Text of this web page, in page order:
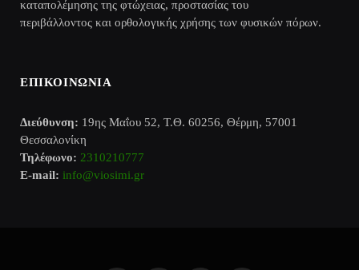
καταπολέμησης της φτώχειας, προστασίας του
περιβάλλοντος και ορθολογικής χρήσης των φυσικών πόρων.
ΕΠΙΚΟΙΝΩΝΙΑ
Διεύθυνση: 19ης Μαΐου 52, Τ.Θ. 60256, Θέρμη, 57001
Θεσσαλονίκη
Τηλέφωνο: 2310210777
E-mail: info@viosimi.gr